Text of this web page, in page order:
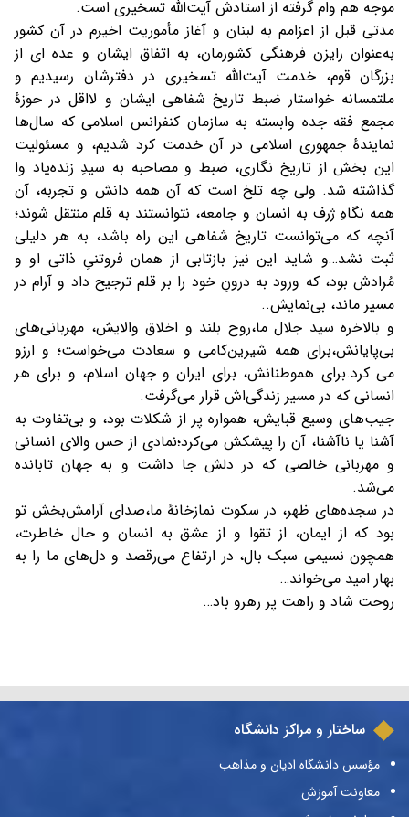
موجه هم وام گرفته از استادش آیت‌الله تسخیری است.
مدتی قبل از اعزامم به لبنان و آغاز مأموریت اخیرم در آن کشور
به‌عنوان رایزن فرهنگی کشورمان، به اتفاق ایشان و عده اى از
بزرگان قوم، خدمت آیت‌الله تسخیری در دفترشان رسیدیم و
ملتمسانه خواستار ضبط تاریخ شفاهی ایشان و لااقل در حوزهٔ
مجمع فقه جده وابسته به سازمان کنفرانس اسلامی که سال‌ها
نمایندهٔ جمهوری اسلامی در آن خدمت کرد شديم، و مسئولیت
این بخش از تاریخ نگاری، ضبط و مصاحبه به سیدِ زنده‌یاد وا
گذاشته شد. ولی چه تلخ است که آن همه دانش و تجربه، آن
همه نگاهِ ژرف به انسان و جامعه، نتوانستند به قلم منتقل شوند؛
آنچه که می‌توانست تاریخ شفاهی این راه باشد، به هر دلیلی
ثبت نشد…و شاید این نیز بازتابی از همان فروتنیِ ذاتی او و
مُرادش بود، که ورود به درونِ خود را بر قلم ترجیح داد و آرام در
مسیر ماند، بی‌نمایش..
و بالاخره سید جلال ما،روح بلند و اخلاق والایش، مهربانی‌های
بی‌پایانش،برای همه شیرین‌کامی و سعادت می‌خواست؛ و ارزو
می کرد.برای هموطنانش، برای ایران و جهان اسلام، و برای هر
انسانی که در مسیر زندگی‌اش قرار می‌گرفت.
جیب‌های وسیع قبایش، همواره پر از شکلات بود، و بی‌تفاوت به
آشنا یا ناآشنا، آن را پیشکش می‌کرد؛نمادی از حس والای انسانی
و مهربانی خالصی که در دلش جا داشت و به جهان تابانده
می‌شد.
در سجده‌های ظهر، در سکوت نمازخانهٔ ما،صدای آرامش‌بخش تو
بود که از ایمان، از تقوا و از عشق به انسان وحال خاطرت،
همچون نسیمی سبک بال، در ارتفاع می‌رقصد و دل‌های ما را به
بهار امید می‌خواند…
روحت شاد و راهت پر رهرو باد…
ساختار و مراکز دانشگاه
مؤسس دانشگاه ادیان و مذاهب
معاونت آموزش